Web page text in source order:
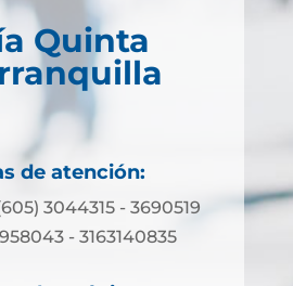
Quinta
de atención:
3044315 - 3690519
- 3163140835